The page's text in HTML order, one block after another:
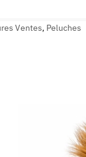
Ventes, Peluches